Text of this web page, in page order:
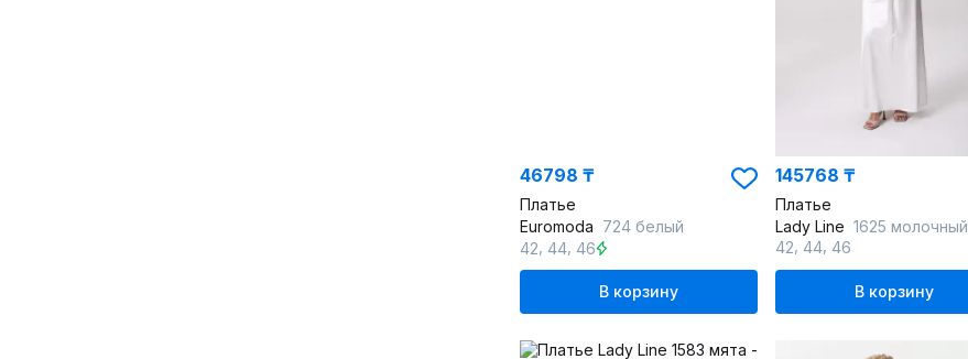
46798 ₸
Платье
Euromoda 724 белый
42 44 46
В корзину
145768 ₸
Платье
Lady Line 1625 молочный
42 44 46
В корзину